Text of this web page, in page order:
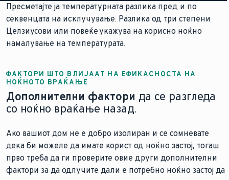
Пресметајте ја температурната разлика пред и по
секвенцата на исклучување. Разлика од три степени
Целзиусови или повеќе укажува на корисно ноќно
намалување на температурата.
ФАКТОРИ ШТО ВЛИЈААТ НА ЕФИКАСНОСТА НА
НОЌНОТО ВРАЌАЊЕ
Дополнителни фактори да се разгледа
со ноќно враќање назад.
Ако вашиот дом не е добро изолиран и се сомневате
дека би можеле да имате корист од ноќно застој, тогаш
прво треба да ги проверите овие други дополнителни
фактори за да одлучите дали е потребно ноќно застој да